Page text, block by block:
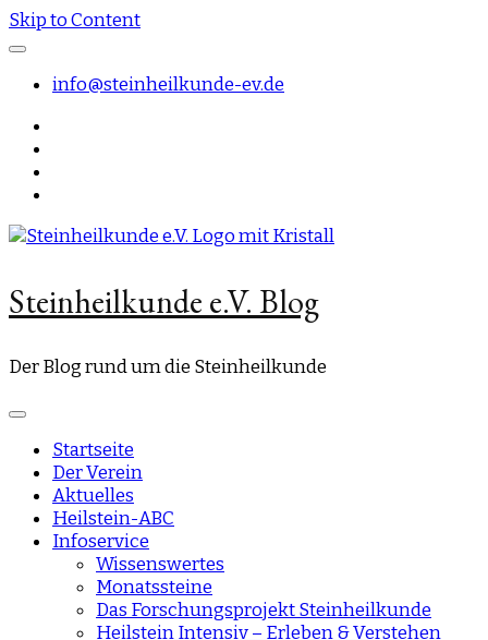
Skip to Content
info@steinheilkunde-ev.de
Steinheilkunde e.V. Blog
Der Blog rund um die Steinheilkunde
Startseite
Der Verein
Aktuelles
Heilstein-ABC
Infoservice
Wissenswertes
Monatssteine
Das Forschungsprojekt Steinheilkunde
Heilstein Intensiv – Erleben & Verstehen